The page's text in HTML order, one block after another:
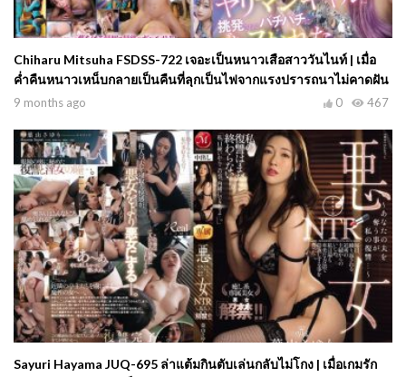
Chiharu Mitsuha FSDSS-722 เจอะเป็นหนาวเสือสาววันไนท์ | เมื่อ
ค่ำคืนหนาวเหน็บกลายเป็นคืนที่ลุกเป็นไฟจากแรงปรารถนาไม่คาดฝัน
9 months ago 467
0
Sayuri Hayama JUQ-695 ล่าแต้มกินตับเล่นกลับไม่โกง | เมื่อเกมรัก